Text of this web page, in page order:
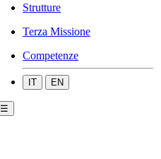
Strutture
Terza Missione
Competenze
IT EN
☰